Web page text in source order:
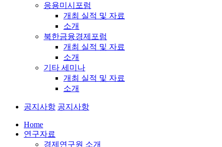
응용미시포럼
개최 실적 및 자료
소개
북한금융경제포럼
개최 실적 및 자료
소개
기타 세미나
개최 실적 및 자료
소개
공지사항 공지사항
Home
연구자료
경제연구원 소개